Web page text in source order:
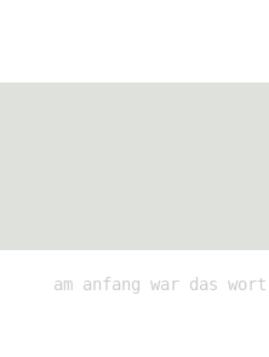
am anfang war das